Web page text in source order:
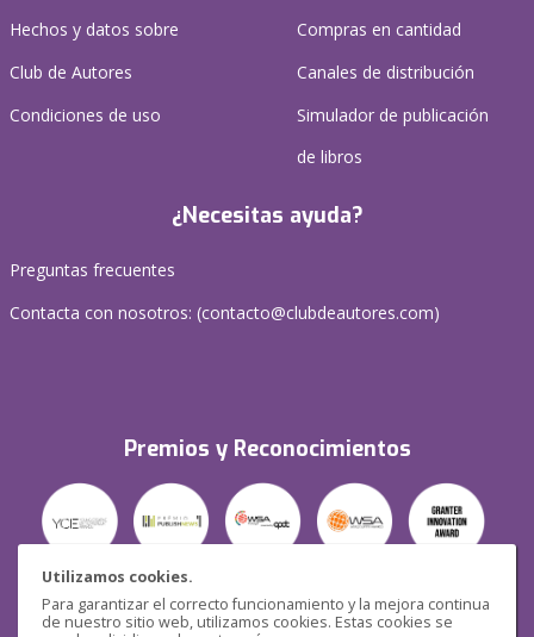
Utilizamos cookies.
Para garantizar el correcto funcionamiento y la mejora continua
de nuestro sitio web, utilizamos cookies. Estas cookies se
Hechos y datos sobre
Club de Autores
Condiciones de uso
Compras en cantidad
Canales de distribución
Simulador de publicación
de libros
¿Necesitas ayuda?
Preguntas frecuentes
Contacta con nosotros: (contacto@clubdeautores.com)
Premios y Reconocimientos
Seguridad